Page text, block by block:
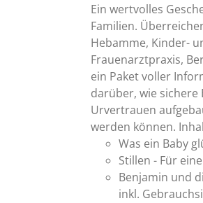
Ein wertvolles
Familien.
Hebamme, Kinder-
Frauenarztpraxis,
ein Paket voller
darüber, wie sichere
Urvertrauen
werden können.
Was ein Baby
Stillen - Für
Benjamin und
inkl.